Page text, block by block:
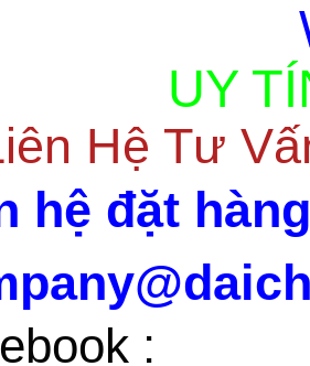
UY
Hệ Tư
hệ đặt
: